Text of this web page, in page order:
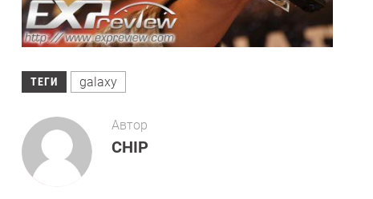
ТЕГИ galaxy
Автор
CHIP